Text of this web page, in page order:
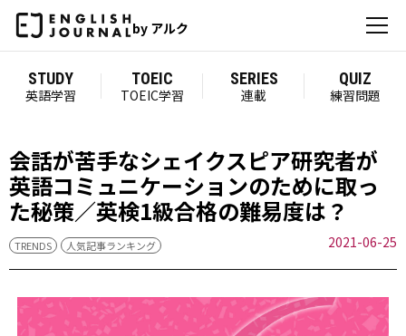
by アルク
STUDY
英語学習
TOEIC
TOEIC学習
SERIES
連載
QUIZ
練習問題
会話が苦手なシェイクスピア研究者が
英語コミュニケーションのために取っ
た秘策／英検1級合格の難易度は？
TRENDS 人気記事ランキング 2021-06-25